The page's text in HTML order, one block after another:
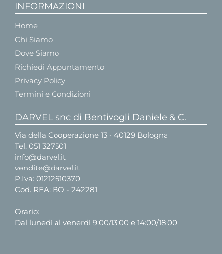
INFORMAZIONI
Home
Chi Siamo
Dove Siamo
Richiedi Appuntamento
Privacy Policy
Termini e Condizioni
DARVEL snc di Bentivogli Daniele & C.
Via della Cooperazione 13 - 40129 Bologna
Tel. 051 327501
info@darvel.it
vendite@darvel.it
P.Iva: 01212610370
Cod. REA: BO - 242281
Orario:
Dal lunedì al venerdì 9:00/13:00 e 14:00/18:00